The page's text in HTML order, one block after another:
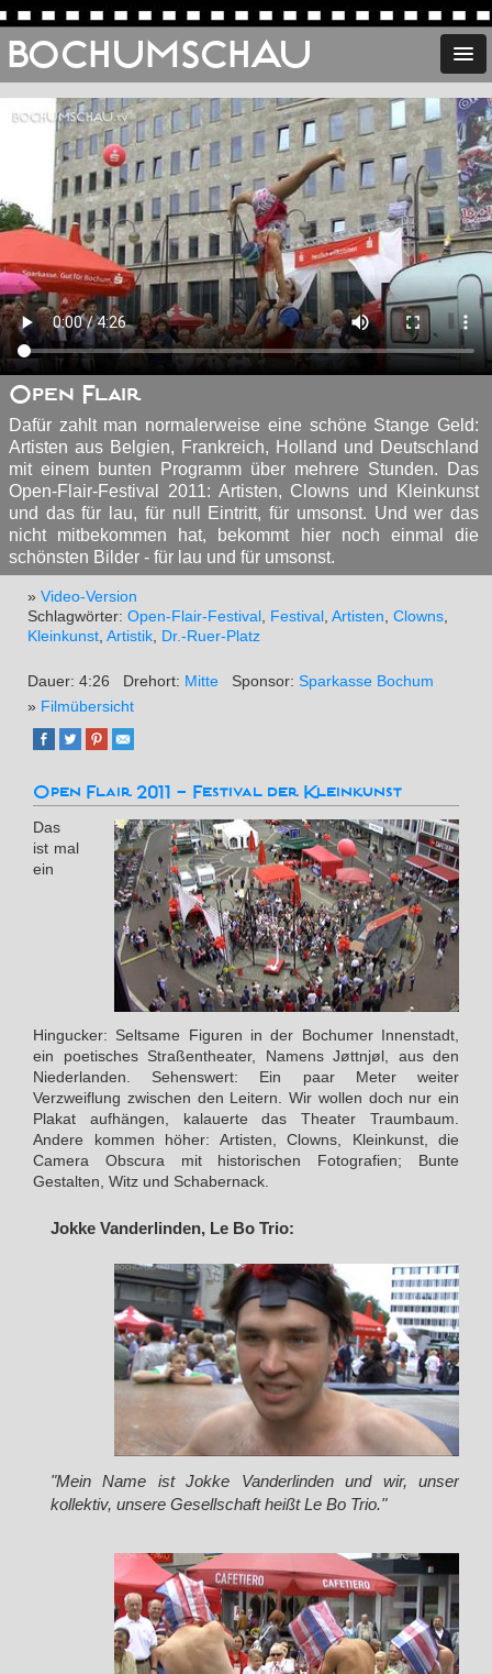
BOCHUMSCHAU
Open Flair
Dafür zahlt man normalerweise eine schöne Stange Geld:
Artisten aus Belgien, Frankreich, Holland und Deutschland
mit einem bunten Programm über mehrere Stunden. Das
Open-Flair-Festival 2011: Artisten, Clowns und Kleinkunst
und das für lau, für null Eintritt, für umsonst. Und wer das
nicht mitbekommen hat, bekommt hier noch einmal die
schönsten Bilder - für lau und für umsonst.
» Video-Version
Schlagwörter: Open-Flair-Festival, Festival, Artisten, Clowns,
Kleinkunst, Artistik, Dr.-Ruer-Platz
Dauer: 4:26 Drehort: Mitte Sponsor: Sparkasse Bochum
» Filmübersicht
Open Flair 2011 - Festival der Kleinkunst
Das
ist mal
ein
Hingucker: Seltsame Figuren in der Bochumer Innenstadt,
ein poetisches Straßentheater, Namens Jøttnjøl, aus den
Niederlanden. Sehenswert: Ein paar Meter weiter
Verzweiflung zwischen den Leitern. Wir wollen doch nur ein
Plakat aufhängen, kalauerte das Theater Traumbaum.
Andere kommen höher: Artisten, Clowns, Kleinkunst, die
Camera Obscura mit historischen Fotografien; Bunte
Gestalten, Witz und Schabernack.
Jokke Vanderlinden, Le Bo Trio:
"Mein Name ist Jokke Vanderlinden und wir, unser
kollektiv, unsere Gesellschaft heißt Le Bo Trio."